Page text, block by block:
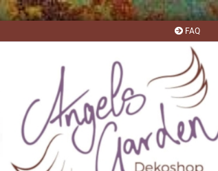
FAQ